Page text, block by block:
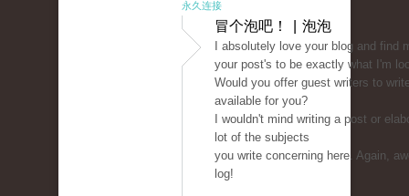
永久连接
冒个泡吧！ | 泡泡
I absolutely love your blog and find
your post's to be exactly what I'm
Would you offer guest writers to
available for you?
I wouldn't mind writing a post or
lot of the subjects
you write concerning here. Again,
log!